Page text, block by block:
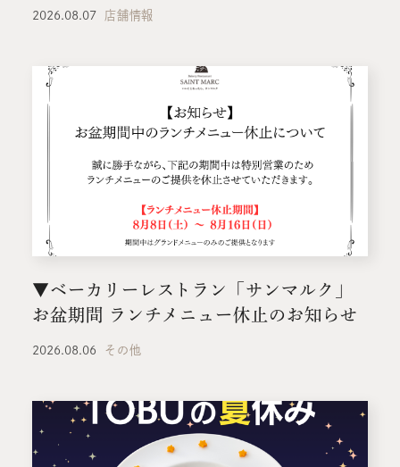
2026.08.07 店舗情報
▼ベーカリーレストラン「サンマルク」
お盆期間 ランチメニュー休止のお知らせ
2026.08.06 その他